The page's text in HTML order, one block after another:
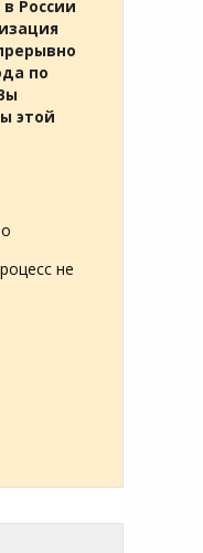
России
по
этой
не